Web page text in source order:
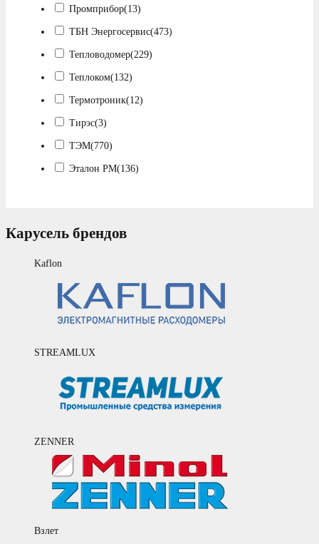
Промприбор(13)
ТБН Энергосервис(473)
Тепловодомер(229)
Теплоком(132)
Термотроник(12)
Тирэс(3)
ТЭМ(770)
Эталон РМ(136)
Карусель брендов
Kaflon
STREAMLUX
ZENNER
Взлет